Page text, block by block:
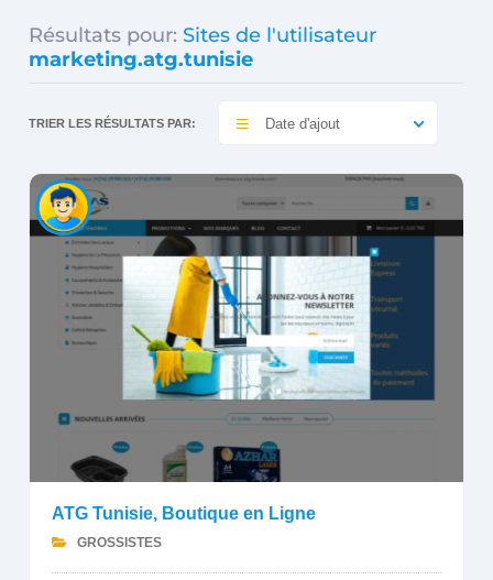
Résultats pour: Sites de l'utilisateur
marketing.atg.tunisie
TRIER LES RÉSULTATS PAR: Date d'ajout
ATG Tunisie, Boutique en Ligne
GROSSISTES